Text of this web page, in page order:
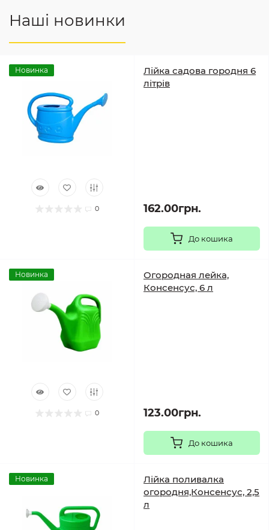
Наші новинки
Новинка
0
Лійка садова городня 6
літрів
162.00грн.
До кошика
Новинка
0
Огородная лейка,
Консенсус, 6 л
123.00грн.
До кошика
Новинка
Лійка поливалка
огородня,Консенсус, 2,5
л